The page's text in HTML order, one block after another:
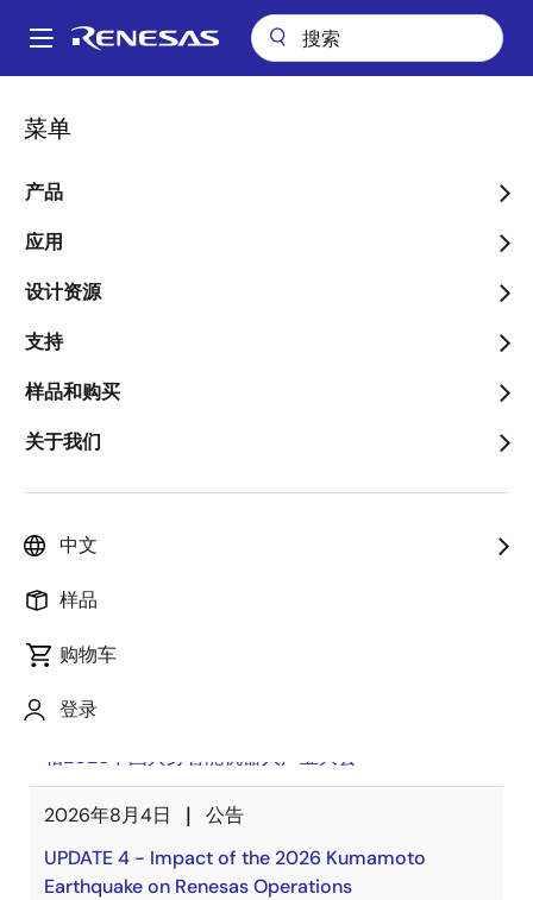
到
Main
菜单
产品
应用
设计资源
支持
样品和购买
关于我们
中文
样品
购物车
登录
面
包
屑
新闻中心
新闻中心
瑞萨电子将携多款具身智能机器人解决方案， 首次亮
相2026中国具身智能机器人产业大会
2026年8月4日
公告
UPDATE 4 - Impact of the 2026 Kumamoto
Earthquake on Renesas Operations